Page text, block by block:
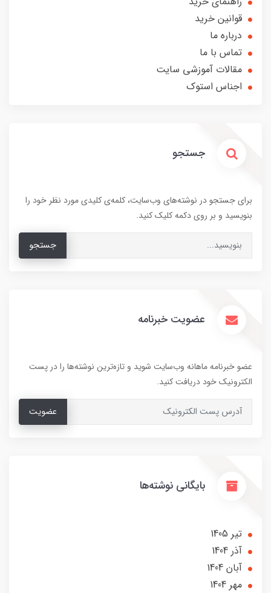
قوانین خرید
درباره ما
تماس با ما
مقالات آموزشی سایت
اجناس استوک
جستجو
برای جستجو در نوشته‌های وب‌سایت، کلمه‌ی کلیدی مورد نظر خود را
بنویسید و بر روی دکمه کلیک کنید.
جستجو
عضویت خبرنامه
عضو خبرنامه ماهانه وب‌سایت شوید و تازه‌ترین نوشته‌ها را در پست
الکترونیک خود دریافت کنید.
عضویت
بایگانی نوشته‌ها
تير 1405
آذر 1404
آبان 1404
مهر 1404